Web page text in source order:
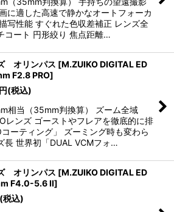
に適した高速で静かなオートフォーカ
写性能 すぐれた色収差補正 レンズ全
コート 円形絞り 焦点距離…
オリンパス [M.ZUIKO DIGITAL ED
F2.8 PRO]
円(税込)
相当（35mm判換算） ズーム全域
レンズ ゴーストやフレアを徹底的に排
コーティング」 ズーミング時も変わら
長 世界初「DUAL VCMフォ…
オリンパス [M.ZUIKO DIGITAL ED
F4.0-5.6 II]
(税込)